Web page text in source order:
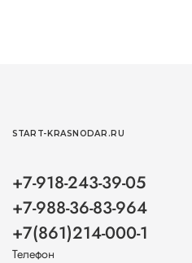
START-KRASNODAR.RU
+7-918-243-39-05
+7-988-36-83-964
+7(861)214-000-1
Телефон